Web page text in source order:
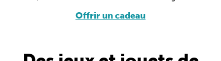
Offrir un cadeau